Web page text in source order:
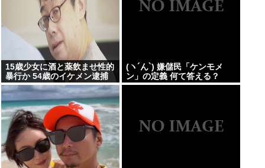
15歳少女に酒と薬飲ませ性的
暴行か 54歳のイケメン逮捕
(ヽ´ん`) 嫌儲民「ケンモメ
ン」の定義 何て答える？